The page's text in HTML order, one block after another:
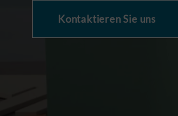
Kontaktieren Sie uns